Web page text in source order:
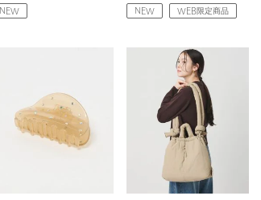
NEW NEW WEB限定商品